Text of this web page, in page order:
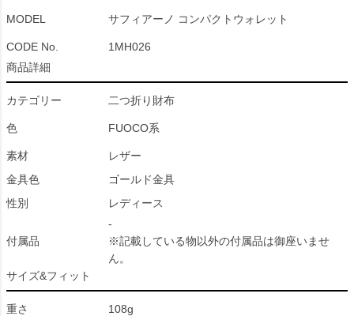
MODEL サフィアーノ コンパクトウォレット
CODE No.
1MH026
商品詳細
カテゴリー 二つ折り財布
色 FUOCO系
素材
レザー
金具色
ゴールド金具
性別
レディース
付属品
-
※記載している物以外の付属品は御座いませ
ん。
サイズ&フィット
重さ
108g